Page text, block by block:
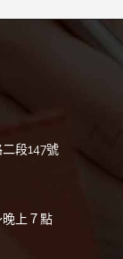
段147號
上７點